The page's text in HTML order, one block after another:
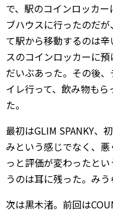
で、駅のコインロッカ
ブハウスに行ったのだ
て駅から移動するのは
スのコインロッカーに
だいぶあった。その後
イレ行って、飲み物も
た。
最初はGLIM SPANKY、
みという感じでなく、
っと評価が変わったと
うのは耳に残った。み
次は黒木渚。前回は